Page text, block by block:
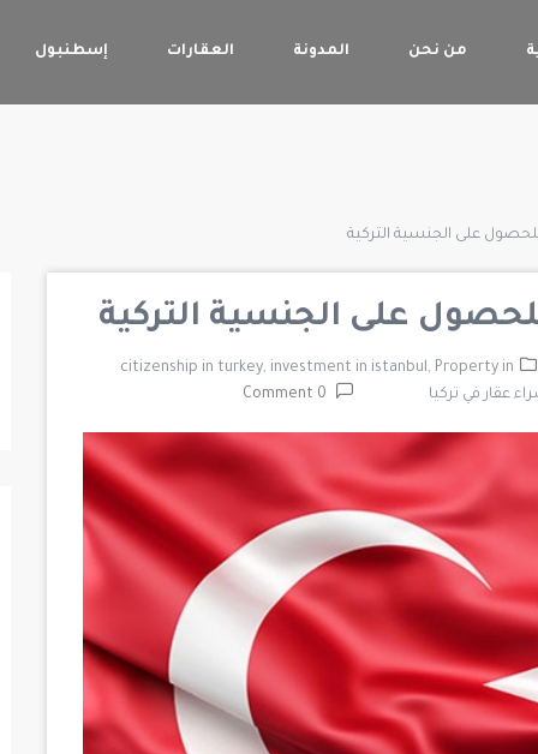
من نحن المدونة العقارات إسطنبول
للحصول على الجنسية التركية
للحصول على الجنسية التركية
citizenship in turkey, investment in istanbul, Property in
عقار في تركيا